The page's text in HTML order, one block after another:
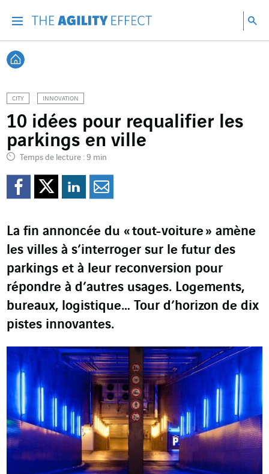
Retour à l'accueil
CITY INNOVATION
10 idées pour requalifier les
parkings en ville
Temps de lecture : 9 min
Partager sur Facebook
Partager sur Twitter
Partager sur
La fin annoncée du « tout-voiture » amène
les villes à s’interroger sur le futur des
parkings et à leur reconversion pour
répondre à d’autres usages. Logements,
bureaux, logistique… Tour d’horizon de dix
pistes innovantes.